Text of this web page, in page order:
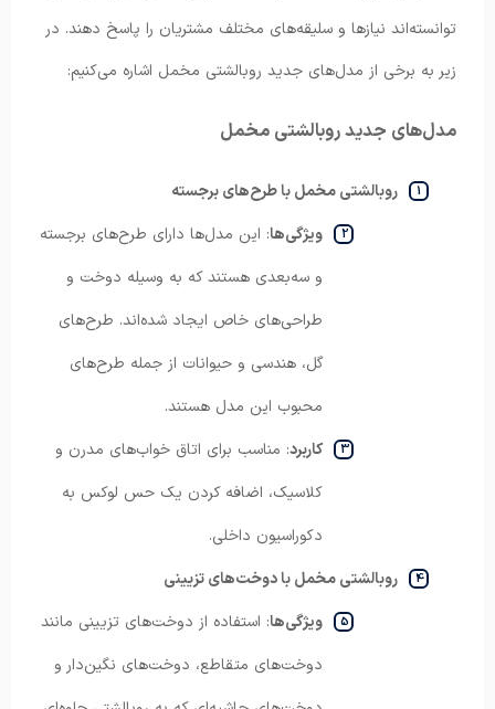
توانسته‌اند نیازها و سلیقه‌های مختلف مشتریان را پاسخ دهند. در
زیر به برخی از مدل‌های جدید روبالشتی مخمل اشاره می‌کنیم:
مدل‌های جدید روبالشتی مخمل
روبالشتی مخمل با طرح‌های برجسته
ویژگی‌ها: این مدل‌ها دارای طرح‌های برجسته
و سه‌بعدی هستند که به وسیله دوخت و
طراحی‌های خاص ایجاد شده‌اند. طرح‌های
گل، هندسی و حیوانات از جمله طرح‌های
محبوب این مدل هستند.
کاربرد: مناسب برای اتاق خواب‌های مدرن و
کلاسیک، اضافه کردن یک حس لوکس به
دکوراسیون داخلی.
روبالشتی مخمل با دوخت‌های تزیینی
ویژگی‌ها: استفاده از دوخت‌های تزیینی مانند
دوخت‌های متقاطع، دوخت‌های نگین‌دار و